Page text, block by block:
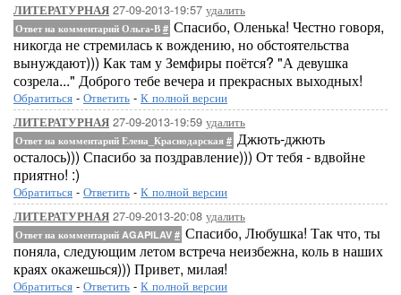
ЛИТЕРАТУРНАЯ 27-09-2013-19:57 удалить
Ответ на комментарий Ольга-В # Спасибо, Оленька! Честно говоря,
никогда не стремилась к вождению, но обстоятельства
вынуждают))) Как там у Земфиры поётся? "А девушка
созрела..." Доброго тебе вечера и прекрасных выходных!
Обратиться - Ответить - К полной версии
ЛИТЕРАТУРНАЯ 27-09-2013-19:59 удалить
Ответ на комментарий Елена_Краснодарская # Джють-джють
осталось))) Спасибо за поздравление))) От тебя - вдвойне
приятно! :)
Обратиться - Ответить - К полной версии
ЛИТЕРАТУРНАЯ 27-09-2013-20:08 удалить
Ответ на комментарий AGAPILAV # Спасибо, Любушка! Так что, ты
поняла, следующим летом встреча неизбежна, коль в наших
краях окажешься))) Привет, милая!
Обратиться - Ответить - К полной версии